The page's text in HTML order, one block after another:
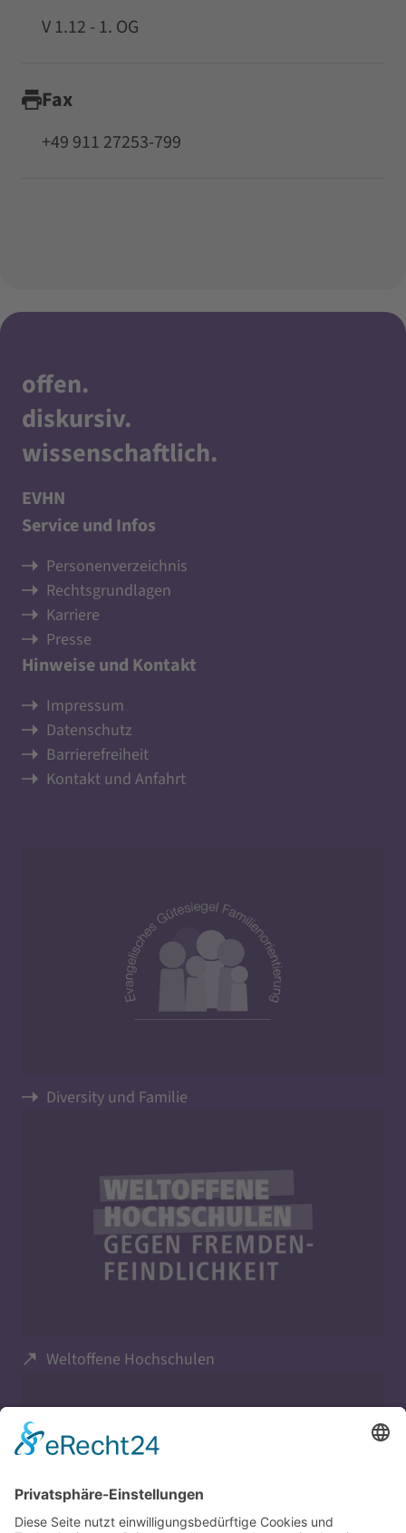
V 1.12 - 1. OG
Fax
+49 911 27253-799
offen.
diskursiv.
wissenschaftlich.
EVHN
Service und Infos
Personenverzeichnis
Rechtsgrundlagen
Karriere
Presse
Hinweise und Kontakt
Impressum
Datenschutz
Barrierefreiheit
Kontakt und Anfahrt
Diversity und Familie
Weltoffene Hochschulen